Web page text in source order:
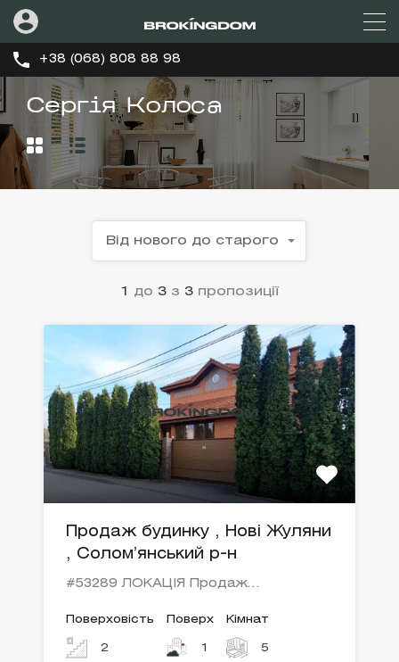
+38 (068) 808 88 98
Сергія Колоса
1 до 3 з 3 пропозиції
Від нового до старого
Продаж будинку , Нові Жуляни
, Солом’янський р-н
#53289 ЛОКАЦІЯ Продаж…
Поверховість
2
Поверх
1
Кімнат
5